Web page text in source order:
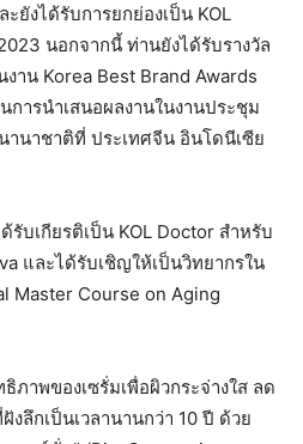
ยังได้รับการยกย่องเป็น KOL
นอกจากนี้ ท่านยังได้รับรางวัล
าน Korea Best Brand Awards
การนำเสนอผลงานในงานประชุม
านาชาติที่ ประเทศจีน อินโดนีเซีย
รับเกียรติเป็น KOL Doctor สำหรับ
และได้รับเชิญให้เป็นวิทยากรใน
Master Course on Aging
ภาพของเซรั่มเพื่อผิวกระจ่างใส ลด
งลึกเป็นเวลานานกว่า 10 ปี ด้วย